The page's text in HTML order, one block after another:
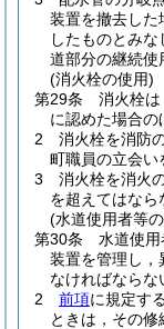
装置を撤去した
したものとみ
道部分の継続使
(消火栓の使用)
第29条
消火栓
に認めた場合の
2
消火栓を消防
町職員の立会い
3
消火栓を消火
を超えてはなら
(水道使用者等
第30条
水道使
装置を管理し，
なければならな
2
前項に規定す
ときは，その